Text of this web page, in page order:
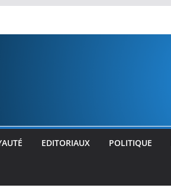
EDITORIAUX POLITIQUE